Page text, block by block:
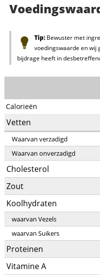
Tip:Bewuster met
voedingswaarde en wij
bijdrage heeft in
Calorieën
Vetten
Waarvan verzadigd
Waarvan onverzadigd
Cholesterol
Zout
Koolhydraten
waarvan Vezels
waarvan Suikers
Proteinen
Vitamine A